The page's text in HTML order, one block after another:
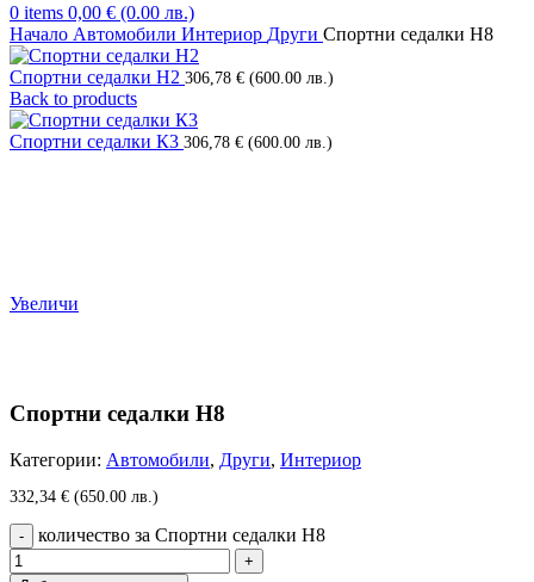
0 items 0,00 € (0.00 лв.)
Начало Автомобили Интериор Други Спортни седалки Н8
Спортни седалки Н2 306,78 € (600.00 лв.)
Back to products
Спортни седалки К3 306,78 € (600.00 лв.)
Увеличи
Спортни седалки Н8
Категории: Автомобили, Други, Интериор
332,34 € (650.00 лв.)
количество за Спортни седалки Н8